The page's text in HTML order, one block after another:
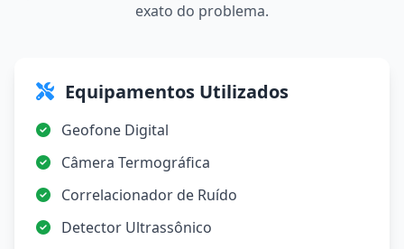
exato do problema.
Equipamentos Utilizados
Geofone Digital
Câmera Termográfica
Correlacionador de Ruído
Detector Ultrassônico